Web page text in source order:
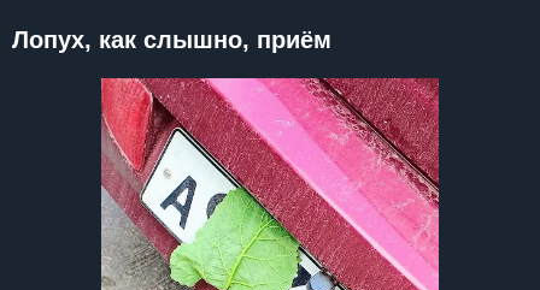
Лопух, как слышно, приём